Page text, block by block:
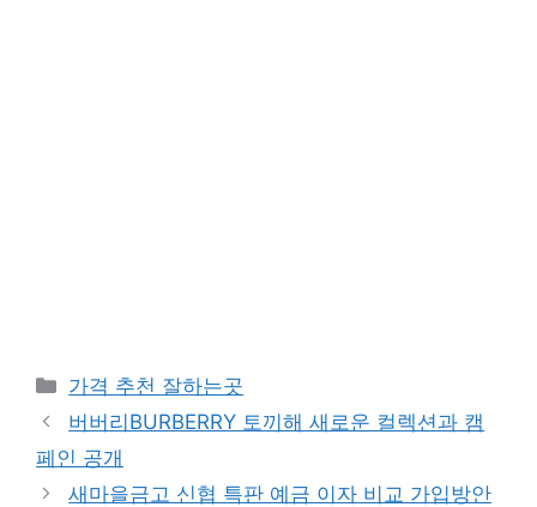
카
테
고
리
가격 추천 잘하는곳
버버리BURBERRY 토끼해 새로운 컬렉션과 캠
페인 공개
새마을금고 신협 특판 예금 이자 비교 가입방안